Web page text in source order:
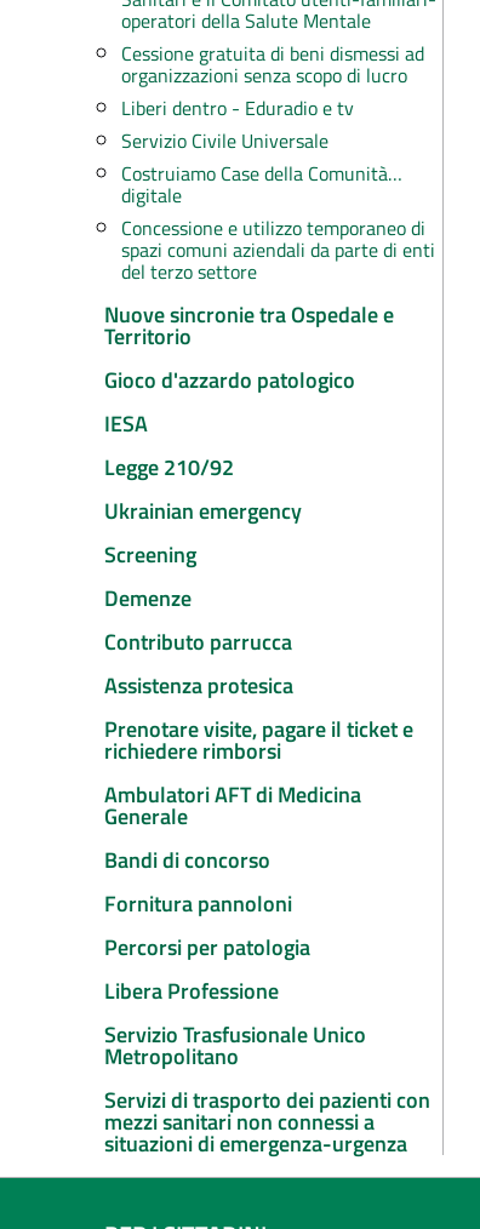
operatori della Salute Mentale
Cessione gratuita di beni dismessi ad
organizzazioni senza scopo di lucro
Liberi dentro - Eduradio e tv
Servizio Civile Universale
Costruiamo Case della Comunità…
digitale
Concessione e utilizzo temporaneo di
spazi comuni aziendali da parte di enti
del terzo settore
Nuove sincronie tra Ospedale e
Territorio
Gioco d'azzardo patologico
IESA
Legge 210/92
Ukrainian emergency
Screening
Demenze
Contributo parrucca
Assistenza protesica
Prenotare visite, pagare il ticket e
richiedere rimborsi
Ambulatori AFT di Medicina
Generale
Bandi di concorso
Fornitura pannoloni
Percorsi per patologia
Libera Professione
Servizio Trasfusionale Unico
Metropolitano
Servizi di trasporto dei pazienti con
mezzi sanitari non connessi a
situazioni di emergenza-urgenza